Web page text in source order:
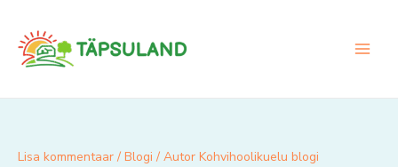
content
Lisa kommentaar / Blogi / Autor Kohvihoolikuelu blogi